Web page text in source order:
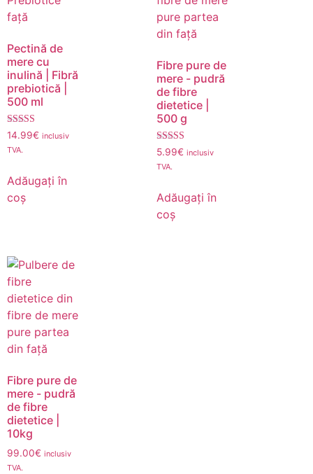
Pectină de
mere cu
inulină | Fibră
prebiotică |
500 ml
Evaluat
5.00
din 5
14.99€ inclusiv
TVA.
Adăugați în
coș
Fibre pure de
mere - pudră
de fibre
dietetice |
500 g
Evaluat
5.00
din 5
5.99€ inclusiv
TVA.
Adăugați în
coș
Fibre pure de
mere - pudră
de fibre
dietetice |
10kg
99.00€ inclusiv
TVA.